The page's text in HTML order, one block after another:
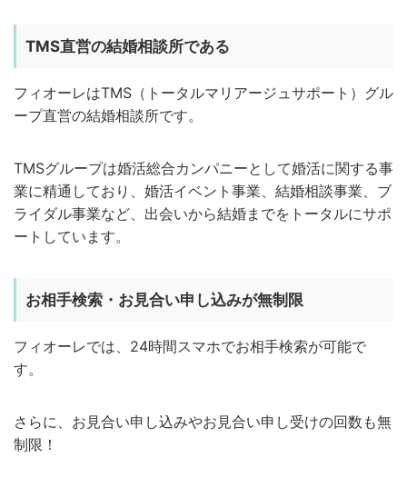
TMS直営の結婚相談所である
フィオーレはTMS（トータルマリアージュサポート）グル
ープ直営の結婚相談所です。
TMSグループは婚活総合カンパニーとして婚活に関する事
業に精通しており、婚活イベント事業、結婚相談事業、ブ
ライダル事業など、出会いから結婚までをトータルにサポ
ートしています。
お相手検索・お見合い申し込みが無制限
フィオーレでは、24時間スマホでお相手検索が可能で
す。
さらに、お見合い申し込みやお見合い申し受けの回数も無
制限！